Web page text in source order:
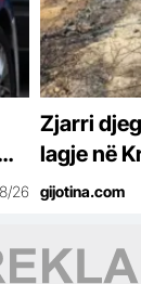
26
Zjarri
lagje në
gijotina.com